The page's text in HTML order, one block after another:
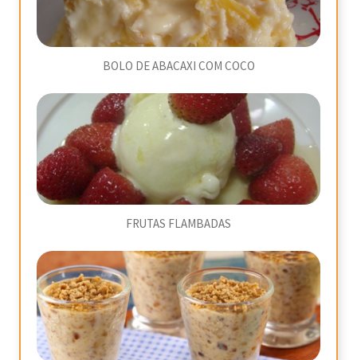
BOLO DE ABACAXI COM COCO
FRUTAS FLAMBADAS